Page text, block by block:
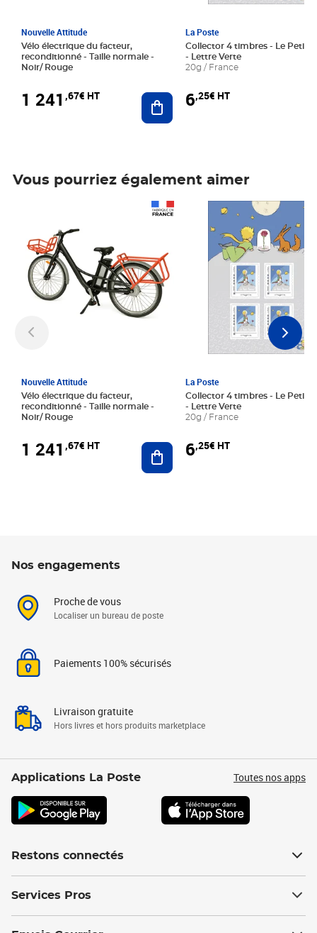
Nouvelle Attitude
Vélo électrique du facteur,
reconditionné - Taille normale -
Noir/ Rouge
1 241 ,67€ HT Ajouter au panier
La Poste
Collector 4 timbres - Le Petit
- Lettre Verte
20g / France
6,25€ HT
Vous pourriez également aimer
Nouvelle Attitude
Vélo électrique du facteur,
reconditionné - Taille normale -
Noir/ Rouge
1 241 ,67€ HT Ajouter au panier
La Poste
Collector 4 timbres - Le Petit
- Lettre Verte
20g / France
6,25€ HT
Prix 6,25€ HT
Nos engagements
Proche de vous
Localiser un bureau de poste
Paiements 100% sécurisés
Livraison gratuite
Hors livres et hors produits marketplace
Applications La Poste Toutes nos apps
Restons connectés
Services Pros